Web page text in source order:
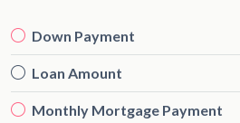
Down Payment
Loan Amount
Monthly Mortgage Payment